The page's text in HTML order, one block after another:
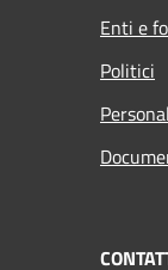
Enti e
Politici